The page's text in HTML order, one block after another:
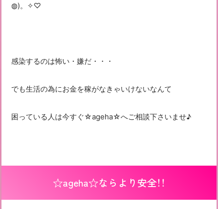
◍)。✧♡
感染するのは怖い・嫌だ・・・
でも生活の為にお金を稼がなきゃいけないなんて
困っている人は今すぐ☆ageha☆へご相談下さいませ♪
☆ageha☆ならより安全！！